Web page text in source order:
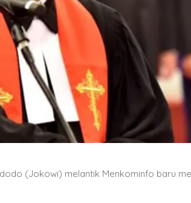
(Jokowi) melantik Menkominfo baru